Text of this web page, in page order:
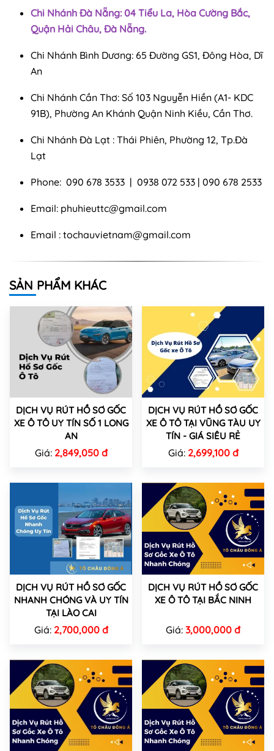
Chi Nhánh Đà Nẵng: 04 Tiểu La, Hòa Cường Bắc,
Quận Hải Châu, Đà Nẵng.
Chi Nhánh Bình Dương: 65 Đường GS1, Đông Hòa, Dĩ
An
Chi Nhánh Cần Thơ: Số 103 Nguyễn Hiền (A1- KDC
91B), Phường An Khánh Quận Ninh Kiều, Cần Thơ.
Chi Nhánh Đà Lạt : Thái Phiên, Phường 12, Tp.Đà
Lạt
Phone: 090 678 3533 | 0938 072 533 | 090 678 2533
Email: phuhieuttc@gmail.com
Email : tochauvietnam@gmail.com
SẢN PHẨM KHÁC
DỊCH VỤ RÚT HỒ SƠ GỐC
XE Ô TÔ UY TÍN SỐ 1 LONG
AN
Giá: 2,849,050 đ
DỊCH VỤ RÚT HỒ SƠ GỐC
XE Ô TÔ TẠI VŨNG TÀU UY
TÍN - GIÁ SIÊU RẺ
Giá: 2,699,100 đ
DỊCH VỤ RÚT HỒ SƠ GỐC
NHANH CHÓNG VÀ UY TÍN
TẠI LÀO CAI
Giá: 2,700,000 đ
DỊCH VỤ RÚT HỒ SƠ GỐC
XE Ô TÔ TẠI BẮC NINH
Giá: 3,000,000 đ